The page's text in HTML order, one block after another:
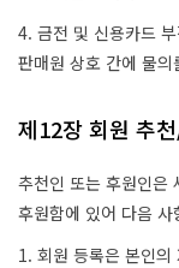
4. 금전 및 신용카드
판매원 상호 간에 물의
제12장 회원 추
추천인 또는 후원인은
후원함에 있어 다음 사
1. 회원 등록은 본인의